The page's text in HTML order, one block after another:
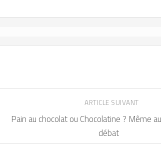
ARTICLE SUIVANT
Pain au chocolat ou Chocolatine ? Même
débat